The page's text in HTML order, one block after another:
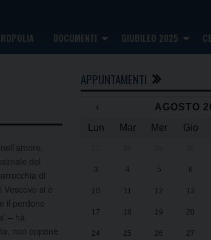
DOCUMENTI GIUBILEO 2025
del
di
Vescovo si è
il perdono
– ha
non oppone
APPUNTAMENTI
‹ AGOSTO
Lun
Mar Mer Gio
3 4 5 6
10 11 12 13
17 18 19 20
24 25 26 27